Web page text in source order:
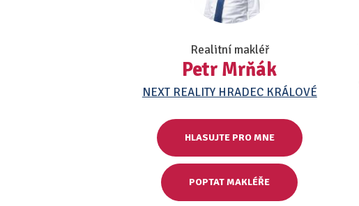
Realitní makléř
Petr Mrňák
NEXT REALITY HRADEC KRÁLOVÉ
HLASUJTE PRO MNE
POPTAT MAKLÉŘE